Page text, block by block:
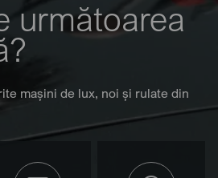
următoarea
mașini de lux, noi și rulate din